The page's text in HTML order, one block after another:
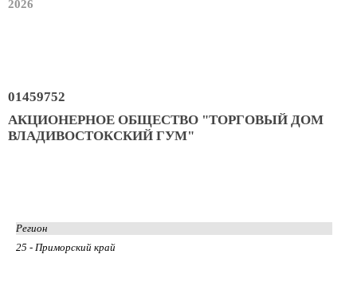
2026
01459752
АКЦИОНЕРНОЕ ОБЩЕСТВО "ТОРГОВЫЙ ДОМ
ВЛАДИВОСТОКСКИЙ ГУМ"
Регион
25 - Приморский край